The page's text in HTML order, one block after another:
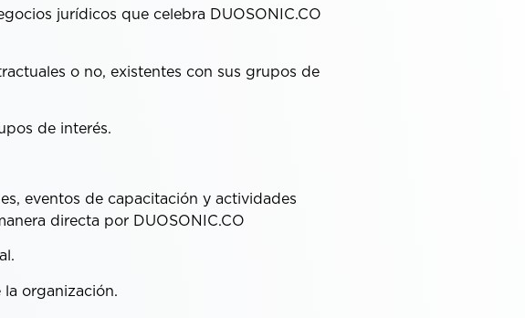
jurídicos que celebra DUOSONIC.CO
o no, existentes con sus grupos de
de interés.
eventos de capacitación y actividades
directa por DUOSONIC.CO
organización.